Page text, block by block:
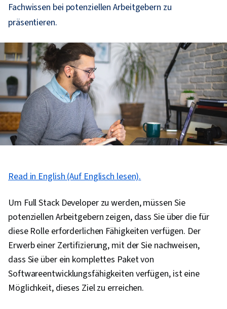
Fachwissen bei potenziellen Arbeitgebern zu
präsentieren.
Read in English (Auf Englisch lesen).
Um Full Stack Developer zu werden, müssen Sie
potenziellen Arbeitgebern zeigen, dass Sie über die für
diese Rolle erforderlichen Fähigkeiten verfügen. Der
Erwerb einer Zertifizierung, mit der Sie nachweisen,
dass Sie über ein komplettes Paket von
Softwareentwicklungsfähigkeiten verfügen, ist eine
Möglichkeit, dieses Ziel zu erreichen.